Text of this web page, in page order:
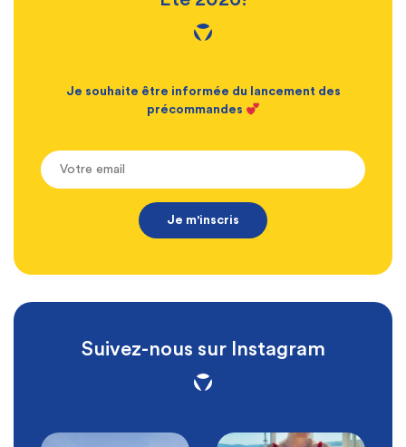
Je souhaite être informée du lancement des
précommandes
Suivez-nous sur Instagram